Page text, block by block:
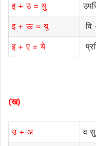
इ + उ = यु
इ + ऊ = यू
इ + ए = ये
(ख)
उ + अ व